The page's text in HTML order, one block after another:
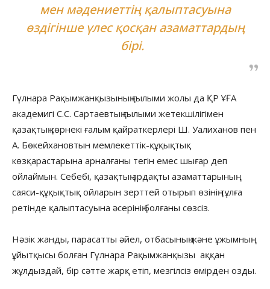
мен мәдениеттің қалыптасуына
өздігінше үлес қосқан азаматтардың
бірі.
Гүлнара Рақымжанқызының ғылыми жолы да ҚР ҰҒА
академигі С.С. Сартаевтың ғылыми жетекшілігімен
қазақтың көрнекі ғалым қайраткерлері Ш. Уалиханов пен
А. Бөкейхановтын мемлекеттік-құқықтық
көзқарастарына арналғаны тегін емес шығар деп
ойлаймын. Себебі, қазақтың ардақты азаматтарының
саяси-құқықтық ойларын зерттей отырып өзінің тұлға
ретінде қалыптасуына әсерінің болғаны сөзсіз.
Нәзік жанды, парасатты әйел, отбасының және ұжымның
ұйытқысы болған Гүлнара Рақымжанқызы аққан
жұлдыздай, бір сәтте жарқ етіп, мезгілсіз өмірден озды.